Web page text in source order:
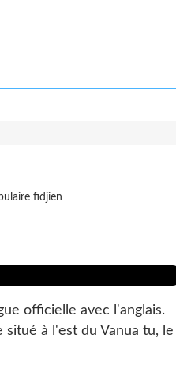
fidjien
officielle avec l'anglais.
situé à l'est du Vanua tu, le